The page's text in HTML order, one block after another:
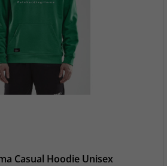
Casual Hoodie Unisex